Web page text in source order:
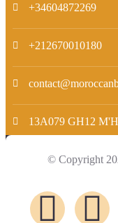
+34604872269
+212670010180
13A079 GH12
© Copyright